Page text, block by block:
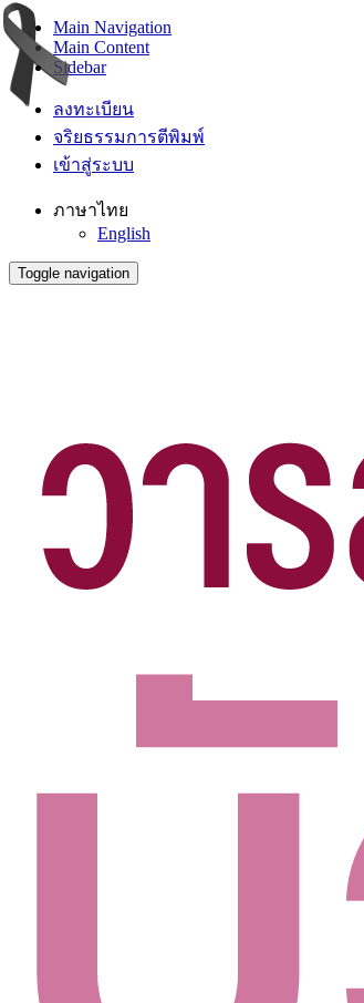
Main Navigation
Main Content
Sidebar
ลงทะเบียน
จริยธรรมการตีพิมพ์
เข้าสู่ระบบ
ภาษาไทย
English
Toggle navigation